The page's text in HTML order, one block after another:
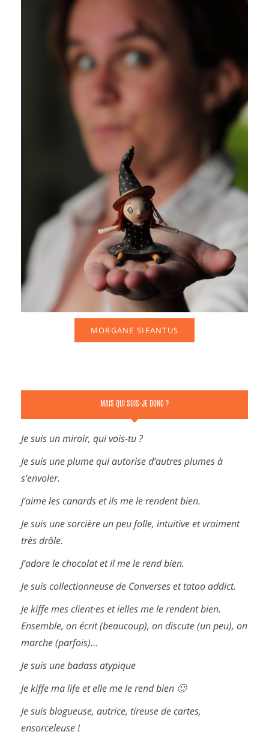
MORGANE SIFANTUS
MAIS QUI SUIS-JE DONC ?
Je suis un miroir, qui vois-tu ?
Je suis une plume qui autorise d’autres plumes à
s’envoler.
J’aime les canards et ils me le rendent bien.
Je suis une sorcière un peu folle, intuitive et vraiment
très drôle.
J’adore le chocolat et il me le rend bien.
Je suis collectionneuse de Converses et tatoo addict.
Je kiffe mes client·es et ielles me le rendent bien.
Ensemble, on écrit (beaucoup), on discute (un peu), on
marche (parfois)…
Je suis une badass atypique
Je kiffe ma life et elle me le rend bien 🙂
Je suis blogueuse, autrice, tireuse de cartes,
ensorceleuse !